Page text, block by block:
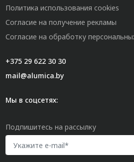
Политика использования cookies
Согласие на получение рекламы
Согласие на обработку
+375 29 622 30 30
mail@alumica.by
Мы в соцсетях:
Подпишитесь на рассылку